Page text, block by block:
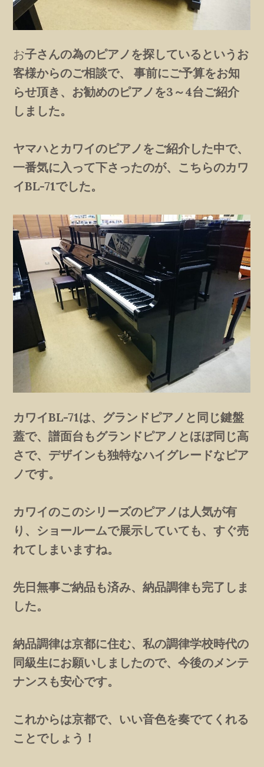
お子さんの為のピアノを探しているというお
客様からのご相談で、 事前にご予算をお知
らせ頂き、お勧めのピアノを3～4台ご紹介
しました。
ヤマハとカワイのピアノをご紹介した中で、
一番気に入って下さったのが、こちらのカワ
イBL-71でした。
カワイBL-71は、グランドピアノと同じ鍵盤
蓋で、譜面台もグランドピアノとほぼ同じ高
さで、デザインも独特なハイグレードなピア
ノです。
カワイのこのシリーズのピアノは人気が有
り、ショールームで展示していても、すぐ売
れてしまいますね。
先日無事ご納品も済み、納品調律も完了しま
した。
納品調律は京都に住む、私の調律学校時代の
同級生にお願いしましたので、今後のメンテ
ナンスも安心です。
これからは京都で、いい音色を奏でてくれる
ことでしょう！